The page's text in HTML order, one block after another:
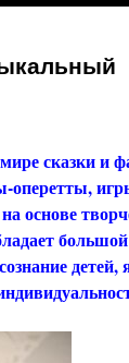
сказки и
оперетты,
основе
детей,